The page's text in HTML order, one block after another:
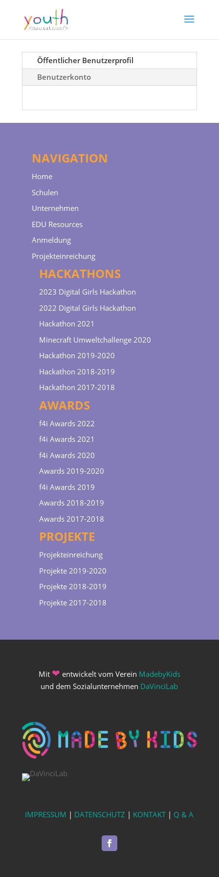
Öffentlicher Benutzerprofil
Benutzerkonto
NAVIGATION
Home
Schulen
Unternehmen
EDU Resources
Anmeldung
Projekteinreichung
HACKATHONS
2023 Digital Girls Hackathon
2022 Digital Girls Hackathon
Hackathon 2021
Minecraft Umweltchallenge 2020
Hackathon 2019-2020
Hackathon 2018-2019
Hackathon 2017-2018
AWARDS
f4i Awards 2022
f4i Awards 2021
f4i Awards 2020
Awards 2019-2020
f4i Awards 2019
Awards 2018-2019
Awards 2017-2018
PROJEKTE
Projekteinreichung
Projekte 2019-2020
Projekte 2018-2019
Projekte 2017-2018
Mit ❤ entwickelt vom Verein MadebyKids
und dem Sozialunternehmen DaVinciLab
IMPRESSUM | DATENSCHUTZ | KONTAKT | Q & A